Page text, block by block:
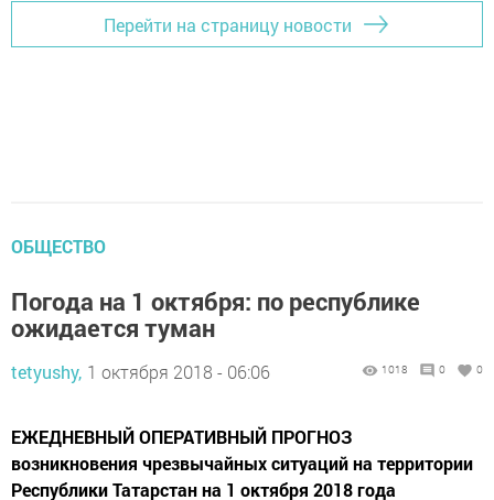
Перейти на страницу новости
ОБЩЕСТВО
Погода на 1 октября: по республике
ожидается туман
tetyushy, 1 октября 2018 - 06:06 1018 0 0
ЕЖЕДНЕВНЫЙ ОПЕРАТИВНЫЙ ПРОГНОЗ
возникновения чрезвычайных ситуаций на территории
Республики Татарстан на 1 октября 2018 года